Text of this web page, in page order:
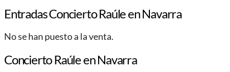
Entradas Concierto Raúle en Navarra
No se han puesto a la venta.
Concierto Raúle en Navarra